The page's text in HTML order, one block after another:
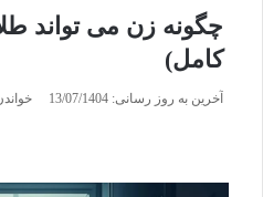
چگونه زن می تواند
کامل)
آخرین به روز رسانی: 13/07/1404 خواندن این